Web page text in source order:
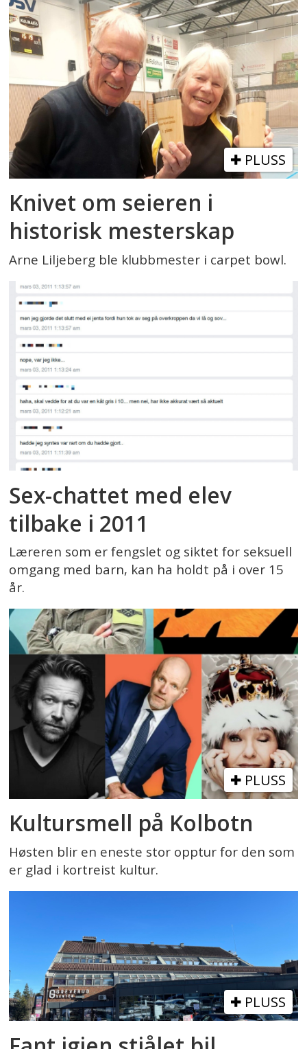
PLUSS
Knivet om seieren i
historisk mesterskap
Arne Liljeberg ble klubbmester i carpet bowl.
Sex-chattet med elev
tilbake i 2011
Læreren som er fengslet og siktet for seksuell
omgang med barn, kan ha holdt på i over 15
år.
PLUSS
Kultursmell på Kolbotn
Høsten blir en eneste stor opptur for den som
er glad i kortreist kultur.
PLUSS